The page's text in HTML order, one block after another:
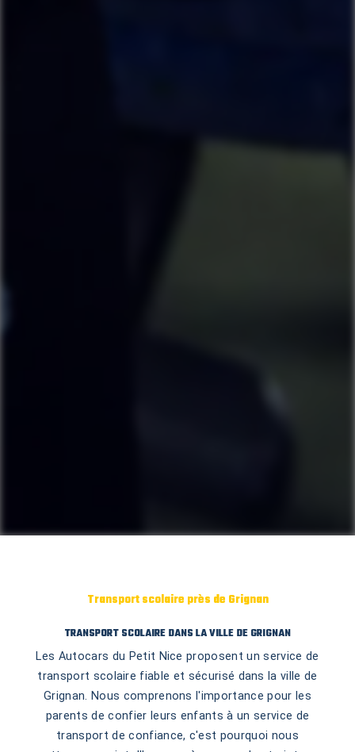
Transport scolaire près de Grignan
TRANSPORT SCOLAIRE DANS LA VILLE DE GRIGNAN
Les Autocars du Petit Nice proposent un service de
transport scolaire fiable et sécurisé dans la ville de
Grignan. Nous comprenons l'importance pour les
parents de confier leurs enfants à un service de
transport de confiance, c'est pourquoi nous